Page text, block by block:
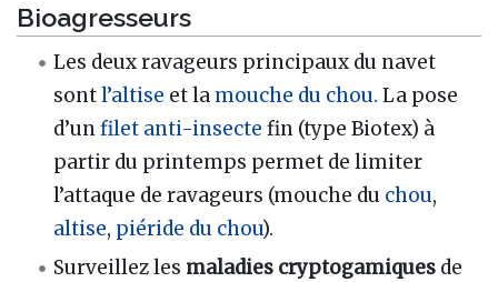
Bioagresseurs
Les deux ravageurs principaux du navet
sontl’altise et la mouche du chou. La pose
d’unfilet anti-insecte fin (type Biotex) à
partir du printemps permet de limiter
l’attaque de ravageurs (mouche du chou,
altise, piéride du chou).
Surveillez les maladies cryptogamiques de